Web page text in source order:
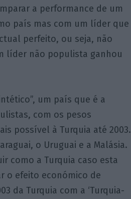
a performance de um
país mas com um líder que
perfeito, ou seja, não
líder não populista ganhou
um país que é a
com os pesos
possível à Turquia até 2003.
o Uruguai e a Malásia.
como a Turquia caso esta
o efeito económico de
da Turquia com a ‘Turquia-